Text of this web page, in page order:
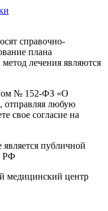
справочно-
плана
лечения являются
№ 152-ФЗ «О
отправляя любую
свое согласие на
публичной
РФ
медицинский центр